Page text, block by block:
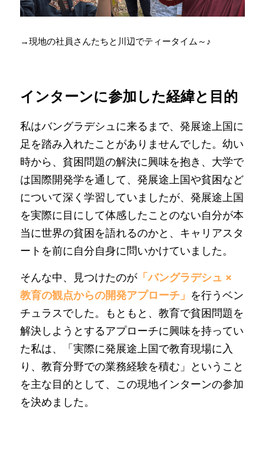
→現地の社員さんたちと川辺でティータイム～♪
インターンに参加した経緯と目的
私はバングラデシュに来るまで、発展途上国に
足を踏み入れたことがありませんでした。幼い
時から、貧困問題の解決に興味を抱き、大学で
は国際開発学を通して、発展途上国や貧困など
について深く学習していましたが、発展途上国
を実際に目にして体感したことのない自分が本
当に世界の貧困を語れるのかと、キャリアスタ
ートを前に自分自身に問いかけていました。
そんな中、見つけたのが 「バングラデシュ ×
教育の観点からの開発アプローチ」 を行うベン
チュラスでした。もともと、教育で貧困問題を
解決しようとするアプローチに興味を持ってい
た私は、「実際に発展途上国で教育現場に入
り、教育分野での業務経験を積む」ということ
を主な目的として、この現地インターンの参加
を決めました。